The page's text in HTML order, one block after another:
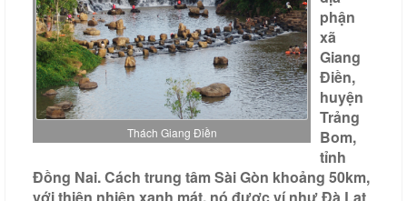
Chứng
chỉ
Liên
hệ
Thách Giang Điền
phận
xã
Giang
Điền,
huyện
Trảng
Bom,
tỉnh
Đồng Nai. Cách trung tâm Sài Gòn khoảng 50km,